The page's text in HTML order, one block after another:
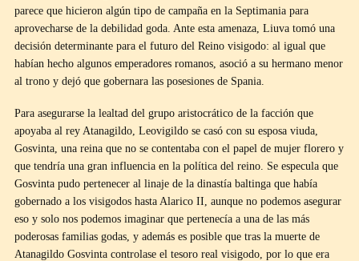
parece que hicieron algún tipo de campaña en la Septimania para
aprovecharse de la debilidad goda. Ante esta amenaza, Liuva tomó una
decisión determinante para el futuro del Reino visigodo: al igual que
habían hecho algunos emperadores romanos, asoció a su hermano menor
al trono y dejó que gobernara las posesiones de Spania.
Para asegurarse la lealtad del grupo aristocrático de la facción que
apoyaba al rey Atanagildo, Leovigildo se casó con su esposa viuda,
Gosvinta, una reina que no se contentaba con el papel de mujer florero y
que tendría una gran influencia en la política del reino. Se especula que
Gosvinta pudo pertenecer al linaje de la dinastía baltinga que había
gobernado a los visigodos hasta Alarico II, aunque no podemos asegurar
eso y solo nos podemos imaginar que pertenecía a una de las más
poderosas familias godas, y además es posible que tras la muerte de
Atanagildo Gosvinta controlase el tesoro real visigodo, por lo que era